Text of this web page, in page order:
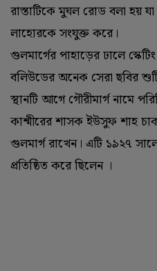
রাস্তাটিকে মুঘল রোড বলা হয়
লাহোরকে সংযুক্ত করে।
গুলমার্গের পাহাড়ের ঢালে
বলিউডের অনেক সেরা ছবির
স্থানটি আগে গৌরীমার্গ নামে
কাশ্মীরের শাসক ইউসুফ শাহ
গুলমার্গ রাখেন। এটি ১৯২৭
প্রতিষ্ঠিত করে ছিলেন ।